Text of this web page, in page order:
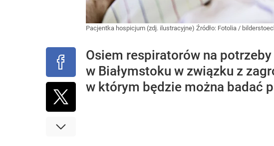
Pacjentka hospicjum (zdj. ilustracyjne) Źródło: Fotolia /
Osiem respiratorów na
w Białymstoku w związku z
w którym będzie można badać